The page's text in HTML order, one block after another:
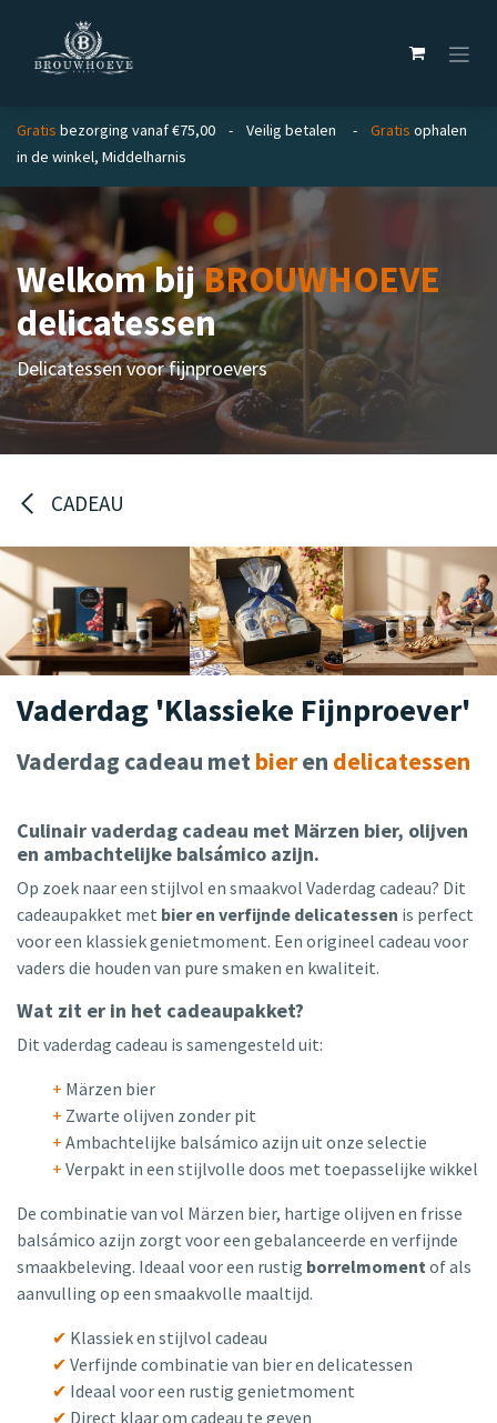
Overslaan naar inhoud
Gratis bezorging vanaf €75,00 - Veilig betalen - Gratis ophalen
in de winkel, Middelharnis
Welkom bijBROUWHOEVE
delicatessen
Delicatessen voor fijnproevers
CADEAU
Vaderdag 'Klassieke Fijnproever'
Vaderdag cadeau metbieren delicatessen
Culinair vaderdag cadeau met Märzen bier, olijven
en ambachtelijke balsámico azijn.
Op zoek naar een stijlvol en smaakvol Vaderdag cadeau? Dit
cadeaupakket met bier en verfijnde delicatessen is perfect
voor een klassiek genietmoment. Een origineel cadeau voor
vaders die houden van pure smaken en kwaliteit.
Wat zit er in het cadeaupakket?
Dit vaderdag cadeau is samengesteld uit:
+ Märzen bier
+ Zwarte olijven zonder pit
+ Ambachtelijke balsámico azijn uit onze selectie
+ Verpakt in een stijlvolle doos met toepasselijke wikkel
De combinatie van vol Märzen bier, hartige olijven en frisse
balsámico azijn zorgt voor een gebalanceerde en verfijnde
smaakbeleving. Ideaal voor een rustig borrelmoment of als
aanvulling op een smaakvolle maaltijd.
✔ Klassiek en stijlvol cadeau
✔ Verfijnde combinatie van bier en delicatessen
✔ Ideaal voor een rustig genietmoment
✔ Direct klaar om cadeau te geven